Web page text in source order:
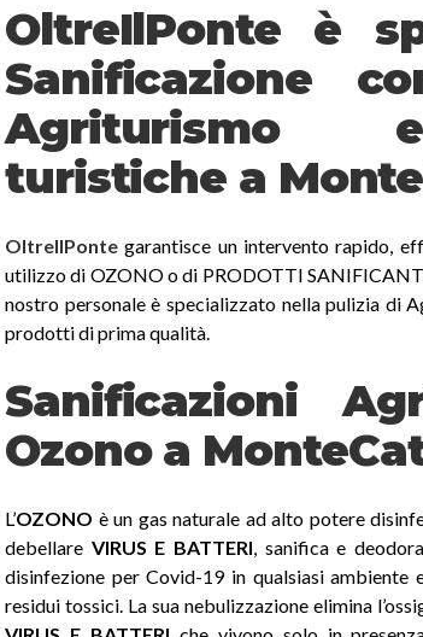
OltreIlPonte è
Sanificazione
Agriturismo
turistiche a
OltreIlPonte garantisce un intervento rapido,
utilizzo di OZONO o di PRODOTTI
nostro personale è specializzato nella pulizia di
prodotti di prima qualità.
Sanificazioni
Ozono a
L’OZONO è un gas naturale ad alto potere
debellare VIRUS E BATTERI, sanifica e
disinfezione per Covid-19 in qualsiasi ambiente
residui tossici. La sua nebulizzazione elimina